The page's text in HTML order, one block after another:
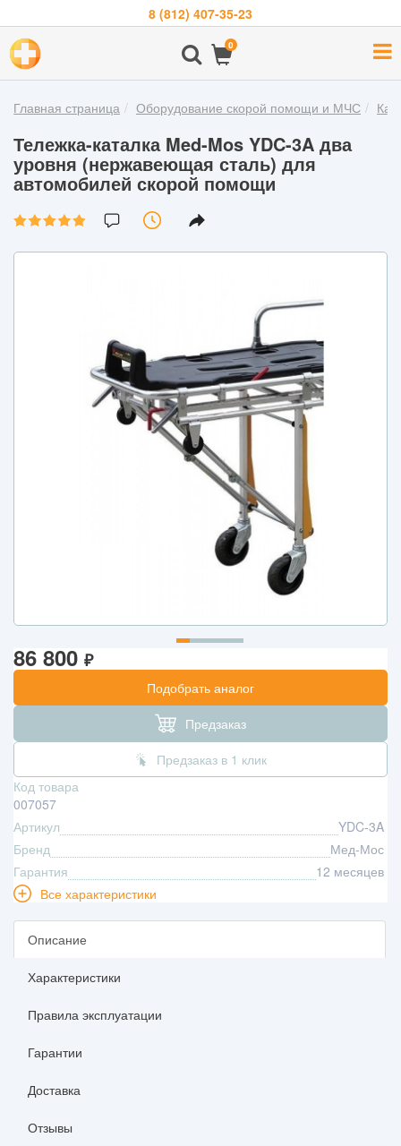
8 (812) 407-35-23
0
О
компании
Бренды
Покупателям
Новости
Акции
Контакты
Главная страница Оборудование скорой помощи и МЧС
Тележка-каталка Med-Mos YDC-3A два
уровня (нержавеющая сталь) для
автомобилей скорой помощи
86 800 ₽
Подобрать аналог
Предзаказ
Предзаказ в 1 клик
Код товара
007057
Артикул
YDC-3A
Бренд
Мед-Мос
Гарантия
12 месяцев
Все характеристики
Описание
Характеристики
Правила эксплуатации
Гарантии
Доставка
Отзывы